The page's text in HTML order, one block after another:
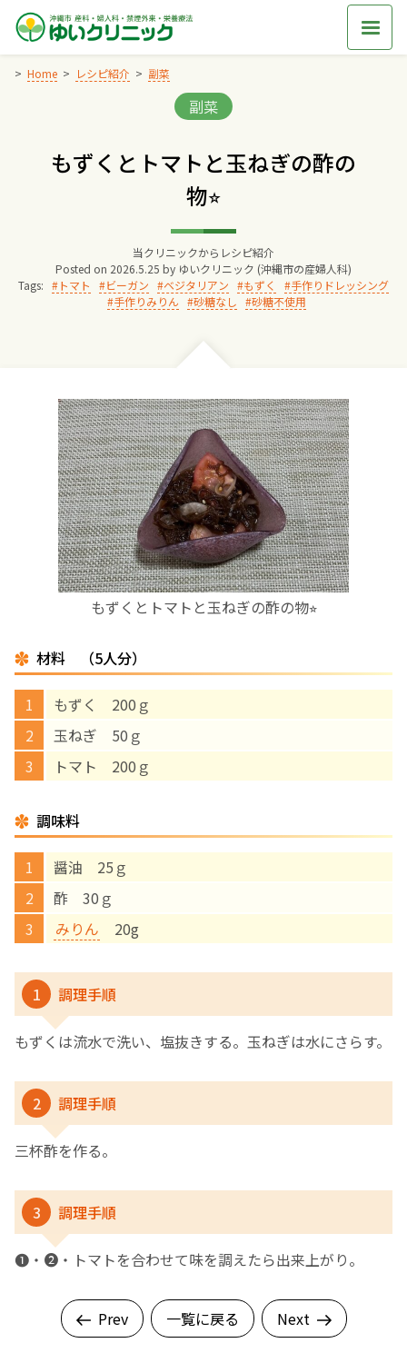
Skip
content
Home レシピ紹介 副菜
Categories:
副菜
もずくとトマトと玉ねぎの酢の
物⭐︎
当クリニックからレシピ紹介
Posted on 2026.5.25 by ゆいクリニック (沖縄市の産婦人科)
Tags:
トマト ビーガン ベジタリアン もずく
手作りドレッシング
手作りみりん
砂糖なし 砂糖不使用
もずくとトマトと玉ねぎの酢の物⭐︎
材料 （5人分）
もずく 200ｇ
玉ねぎ 50ｇ
トマト 200ｇ
調味料
醤油 25ｇ
酢 30ｇ
みりん 20g
1 調理手順
もずくは流水で洗い、塩抜きする。玉ねぎは水にさらす。
2 調理手順
三杯酢を作る。
3 調理手順
❶・❷・トマトを合わせて味を調えたら出来上がり。
Prev 一覧に戻る Next
交通アクセス
院長からのごあいさつ
ゆいクリニックの経営理念
診療料金
お産について
親と子の結びつき支援
母乳育児
予防接種
‘さんルーム’ でさまざまな講座・クラス
遠方にお住まいで当院での出産を希望される方へ
English Page